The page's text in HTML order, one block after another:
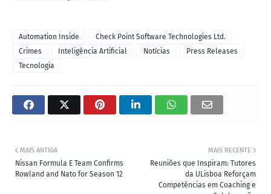
Automation Inside
Check Point Software Technologies Ltd.
Crimes
Inteligência Artificial Notícias
Press Releases
Tecnologia
MAIS RECENTE
Reuniões que Inspiram: Tutores
da ULisboa Reforçam
Competências em Coaching e
MAIS ANTIGA
Nissan Formula E Team Confirms
Rowland and Nato for Season 12